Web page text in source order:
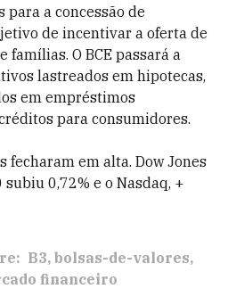
para a concessão de
de incentivar a oferta de
famílias. O BCE passará a
lastreados em hipotecas,
em empréstimos
para consumidores.
fecharam em alta. Dow Jones
subiu 0,72% e o Nasdaq, +
B3 bolsas-de-valores
financeiro